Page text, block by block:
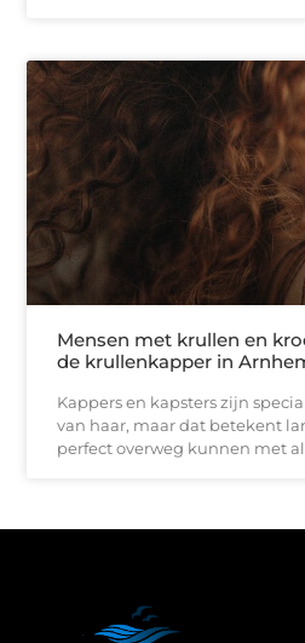
Mensen met krullen en
de krullenkapper in
Kappers en kapsters zijn
van haar, maar dat betekent
perfect overweg kunnen met